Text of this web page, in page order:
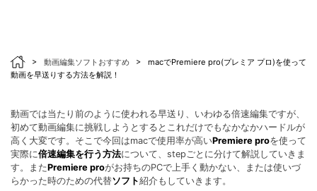
> 動画編集ソフトおすすめ >
macでPremiere pro(プレミア プロ)を使って
動画を早送りする方法を解説！
動画では当たり前のように使われる早送り、いわゆる倍速編集ですが、
初めて動画編集に挑戦しようとするとこれだけでもなかなかハードルが
高く大変です。そこで今回はmacで使用率が高いPremiere proを使って
実際に倍速編集を行う方法について、stepごとに分けて解説していきま
す。またPremiere proがお持ちのPCで上手く動かない、または使いづ
らかった時のための代替ソフト紹介もしていきます。